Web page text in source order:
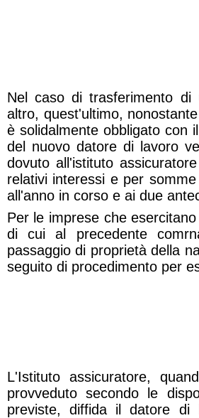
Nel caso di trasferimento
altro, quest'ultimo,
è solidalmente obbligato con
del nuovo datore di lavoro
dovuto all'istituto
relativi interessi e per
all'anno in corso e ai due
Per le imprese che
di cui al precedente
passaggio di proprietà della
seguito di procedimento per
L'Istituto assicuratore,
provveduto secondo le
previste, diffida il datore di